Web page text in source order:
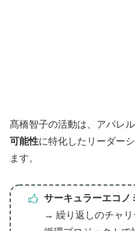
髙橋智子の活動は、アパレ
可能性に特化したリーダー
ます。
サーキュラーエコノ
→ 繰り返しのチャ